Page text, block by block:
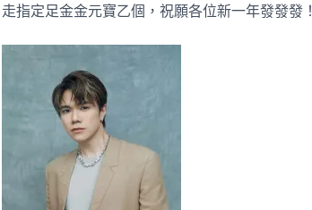
走指定足金金元寶乙個，祝願各位新一年發發發！